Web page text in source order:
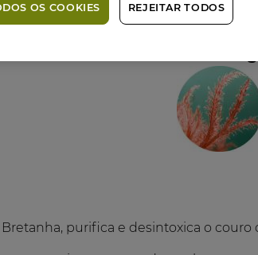
purifica e desintoxica o couro
REJEITAR TODOS
OS COOKIES